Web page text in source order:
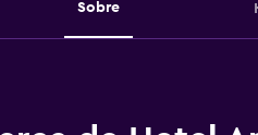
Sobre